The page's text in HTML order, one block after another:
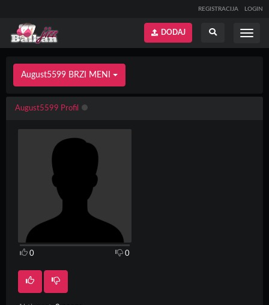
REGISTRACIJA LOGIN
Prikaži
DODAJ
August5599 BRZI MENI
August5599 Profil
0 0